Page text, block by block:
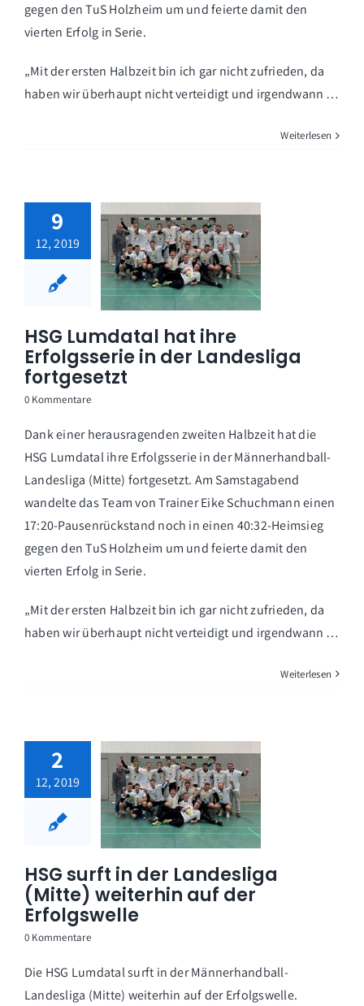
gegen den TuS Holzheim um und feierte damit den
vierten Erfolg in Serie.
„Mit der ersten Halbzeit bin ich gar nicht zufrieden, da
haben wir überhaupt nicht verteidigt und irgendwann …
Weiterlesen
9
12, 2019
HSG Lumdatal hat ihre
Erfolgsserie in der Landesliga
fortgesetzt
0 Kommentare
Dank einer herausragenden zweiten Halbzeit hat die
HSG Lumdatal ihre Erfolgsserie in der Männerhandball-
Landesliga (Mitte) fortgesetzt. Am Samstagabend
wandelte das Team von Trainer Eike Schuchmann einen
17:20-Pausenrückstand noch in einen 40:32-Heimsieg
gegen den TuS Holzheim um und feierte damit den
vierten Erfolg in Serie.
„Mit der ersten Halbzeit bin ich gar nicht zufrieden, da
haben wir überhaupt nicht verteidigt und irgendwann …
Weiterlesen
2
12, 2019
HSG surft in der Landesliga
(Mitte) weiterhin auf der
Erfolgswelle
0 Kommentare
Die HSG Lumdatal surft in der Männerhandball-
Landesliga (Mitte) weiterhin auf der Erfolgswelle.